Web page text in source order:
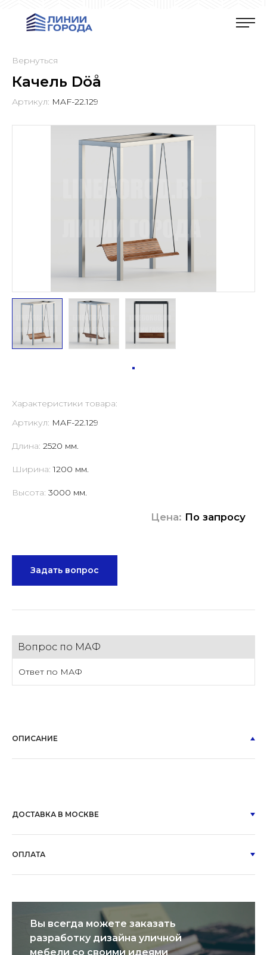
Вернуться
Качель Döå
Артикул: MAF-22.129
Характеристики товара:
Артикул: MAF-22.129
Длина: 2520 мм.
Ширина:1200 мм.
Высота: 3000 мм.
Цена: По запросу
Задать вопрос
Вопрос по МАФ
Ответ по МАФ
ОПИСАНИЕ
ДОСТАВКА В МОСКВЕ
ОПЛАТА
Вы всегда можете заказать
разработку дизайна уличной
мебели со своими идеями